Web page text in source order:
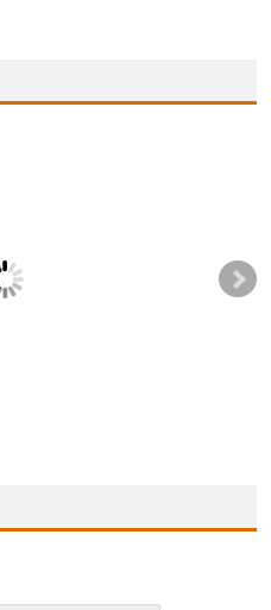
2021年12月18日(土),19